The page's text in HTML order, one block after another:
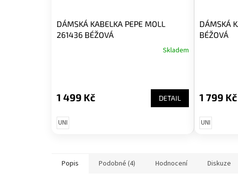
DÁMSKÁ KABELKA PEPE MOLL
261436 BÉŽOVÁ
Skladem
1 499 Kč DETAIL
UNI
DÁMSKÁ
BÉŽOVÁ
1 799 Kč
UNI
Popis Podobné (4) Hodnocení Diskuze